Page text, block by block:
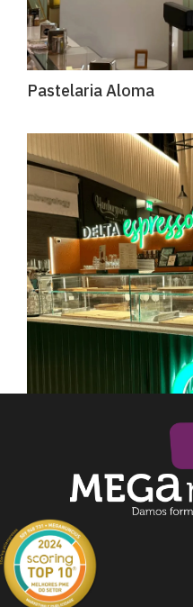
Pastelaria Aloma
Delta Expresso Loures